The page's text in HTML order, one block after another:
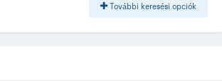
További keresési opciók